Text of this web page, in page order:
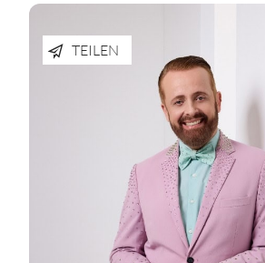
TEILEN